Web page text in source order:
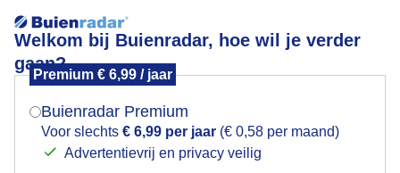
Welkom bij Buienradar, hoe wil je verder
gaan?
Premium € 6,99 / jaar
Buienradar Premium
Voor slechts € 6,99 per jaar (€ 0,58 per maand)
Advertentievrij en privacy veilig
Natte boel
Mogen we je locatie gebruiken voor het